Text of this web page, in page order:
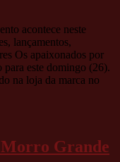
acontece neste
lançamentos,
Os apaixonados por
este domingo (26).
na loja da marca no
Grande